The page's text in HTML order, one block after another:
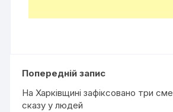
Попередній запис
На Харківщині зафіксовано три
сказу у людей